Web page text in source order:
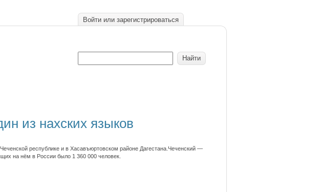
Войти или зарегистрироваться
из нахских языков
республике и в Хасавъюртовском районе Дагестана.Чеченский —
на нём в России было 1 360 000 человек.